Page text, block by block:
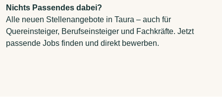
Nichts Passendes dabei?
Alle neuen Stellenangebote in Taura – auch für
Quereinsteiger, Berufseinsteiger und Fachkräfte. Jetzt
passende Jobs finden und direkt bewerben.